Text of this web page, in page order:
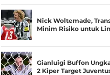
Zirkzee
Nick Woltemade,
Minim Risiko untuk
Gianluigi Buffon
2 Kiper Target